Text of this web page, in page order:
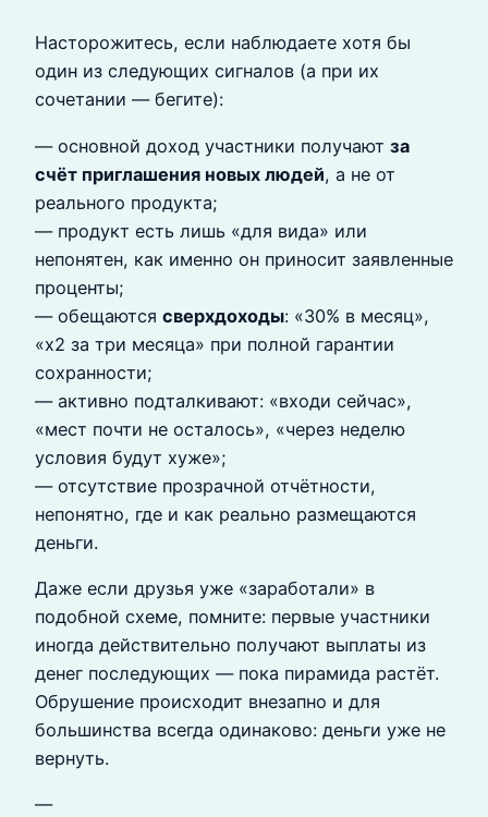
Насторожитесь, если наблюдаете хотя бы
один из следующих сигналов (а при их
сочетании — бегите):
— основной доход участники получают за
счёт приглашения новых людей, а не от
реального продукта;
— продукт есть лишь «для вида» или
непонятен, как именно он приносит заявленные
проценты;
— обещаются сверхдоходы: «30% в месяц»,
«х2 за три месяца» при полной гарантии
сохранности;
— активно подталкивают: «входи сейчас»,
«мест почти не осталось», «через неделю
условия будут хуже»;
— отсутствие прозрачной отчётности,
непонятно, где и как реально размещаются
деньги.
Даже если друзья уже «заработали» в
подобной схеме, помните: первые участники
иногда действительно получают выплаты из
денег последующих — пока пирамида растёт.
Обрушение происходит внезапно и для
большинства всегда одинаково: деньги уже не
вернуть.
—